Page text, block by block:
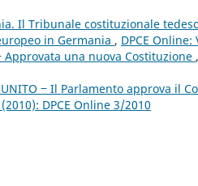
Il Tribunale costituzionale
in Germania , DPCE Online:
Approvata una nuova Costituzione ,
UNITO ‒ Il Parlamento approva il
DPCE Online 3/2010